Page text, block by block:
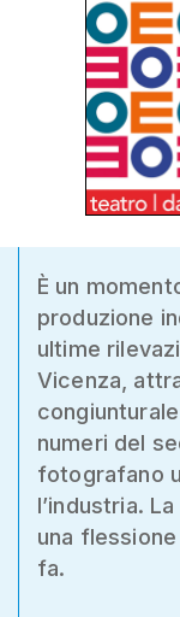
È un
produzione
ultime
Vicenza,
numeri del
fotografano
l’industria.
una
fa.